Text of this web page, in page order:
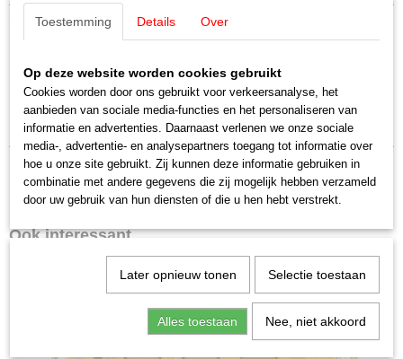
Productcode
H0 (1:87)
Staat
Gebruikt
Omschrijving
Märklin 4721 Muldenkippwagen CFL
Nieuwstaat met doos
Ook interessant
Toestemming Details Over
Op deze website worden cookies gebruikt
Cookies worden door ons gebruikt voor verkeersanalyse, het
aanbieden van sociale media-functies en het personaliseren van
informatie en advertenties. Daarnaast verlenen we onze sociale
media-, advertentie- en analysepartners toegang tot informatie over
hoe u onze site gebruikt. Zij kunnen deze informatie gebruiken in
combinatie met andere gegevens die zij mogelijk hebben verzameld
door uw gebruik van hun diensten of die u hen hebt verstrekt.
Later opnieuw tonen Selectie toestaan
Alles toestaan Nee, niet akkoord